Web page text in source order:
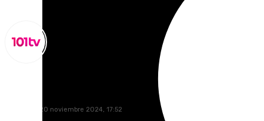
miércoles, 20 noviembre 2024, 17:52